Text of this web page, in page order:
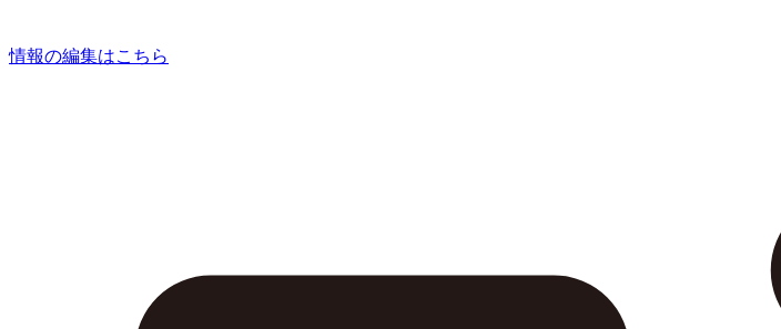
情報の編集はこちら